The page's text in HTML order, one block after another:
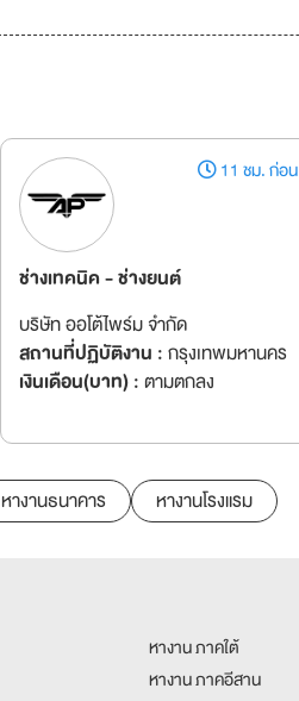
11 ชม. ก่อน
ช่างเทคนิค - ช่างยนต์
บริษัท ออโต้ไพร์ม จำกัด
สถานที่ปฏิบัติงาน :กรุงเทพมหานคร
เงินเดือน(บาท) :ตามตกลง
หางานธนาคาร หางานโรงแรม
หางาน ภาคใต้
หางาน ภาคอีสาน